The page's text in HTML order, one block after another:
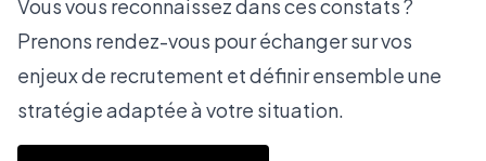
Vous vous reconnaissez dans ces constats ?
Prenons rendez-vous pour échanger sur vos
enjeux de recrutement et définir ensemble une
stratégie adaptée à votre situation.